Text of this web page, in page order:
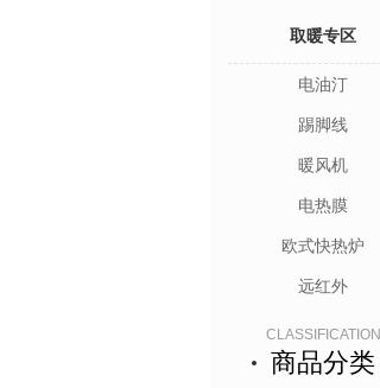
取暖专区
电油汀
踢脚线
暖风机
电热膜
欧式快热炉
远红外
CLASSIFICATION
商品分类